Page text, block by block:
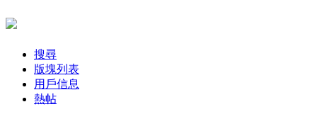
搜尋
版塊列表
用戶信息
熱帖